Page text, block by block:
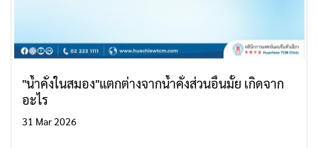
"น้ำคั่งในสมอง"แตกต่างจากน้ำคั่งส่วนอื่นมั้ย เกิดจาก
อะไร
31 Mar 2026